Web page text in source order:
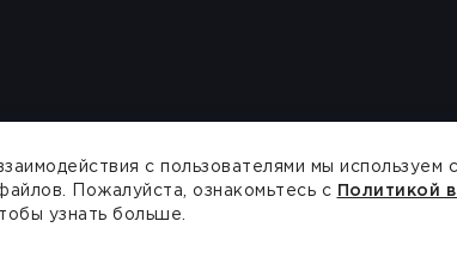
с пользователями мы
Пожалуйста, ознакомьтесь с Политикой
узнать больше.